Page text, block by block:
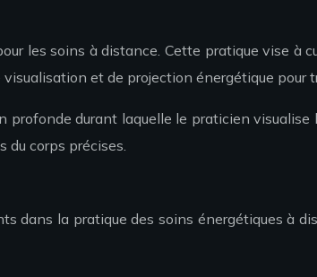
les soins à distance. Cette pratique vise à
et de projection énergétique pour
durant laquelle le praticien
du corps précises.
dans la pratique des soins énergétiques à